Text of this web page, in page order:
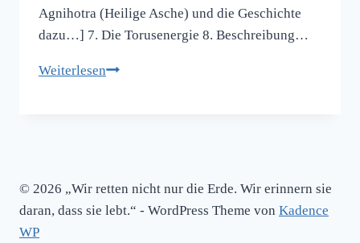
Agnihotra (Heilige Asche) und die Geschichte
dazu…] 7. Die Torusenergie 8. Beschreibung…
WeiterlesenBegrüßung,
© 2026 „Wir retten nicht nur die Erde. Wir erinnern sie
daran, dass sie lebt.“ - WordPress Theme von Kadence
WP